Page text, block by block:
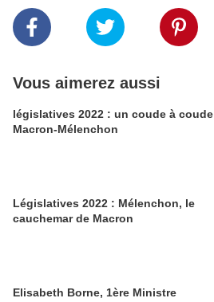
Vous aimerez aussi
législatives 2022 : un coude à coude
Macron-Mélenchon
Législatives 2022 : Mélenchon, le
cauchemar de Macron
Elisabeth Borne, 1ère Ministre